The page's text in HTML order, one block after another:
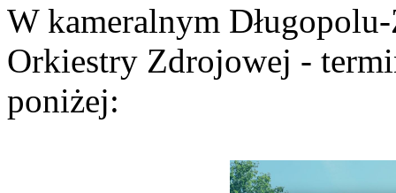
W kameralnym
Orkiestry Zdrojowej -
poniżej: